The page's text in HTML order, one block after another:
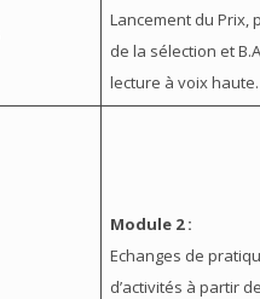
Lancement du Prix,
de la sélection et
lecture à voix haute.
Module 2 :
Echanges de
d’activités à partir